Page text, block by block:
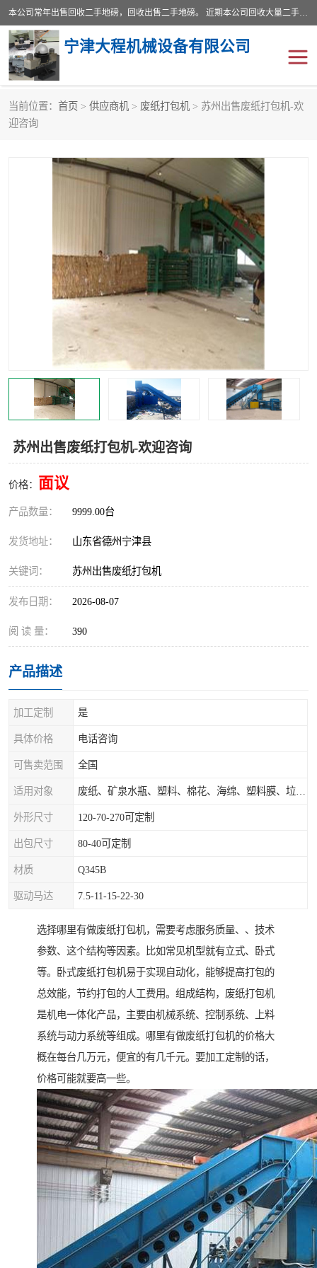
本公司常年出售回收二手地磅，回收出售二手地磅。 近期本公司回收大量二手地磅，型号齐全，宽度从2米到3.5米，长度5米到25米，承重吨位从10到200吨，成色7—9成新。 ? 使用年限6个月至2年，产品来源于个人闲置品，工矿企业停用品，因小换大而来。 精准度和新的一样， 二手地磅是内行人的选择，打个电话就省钱朋友您好等什么
宁津大程机械设备有限公司
当前位置： 首页 > 供应商机 > 废纸打包机 > 苏州出售废纸打包机-欢
迎咨询
苏州出售废纸打包机-欢迎咨询
价格： 面议
产品数量： 9999.00台
发货地址： 山东省德州宁津县
关键词： 苏州出售废纸打包机
发布日期： 2026-08-07
阅 读 量： 390
产品描述
加工定制 是
具体价格 电话咨询
可售卖范围 全国
适用对象
外形尺寸 120-70-270可定制
出包尺寸 80-40可定制
材质 Q345B
驱动马达 7.5-11-15-22-30
选择哪里有做废纸打包机，需要考虑服务质量、、技术
参数、这个结构等因素。比如常见机型就有立式、卧式
等。卧式废纸打包机易于实现自动化，能够提高打包的
总效能，节约打包的人工费用。组成结构，废纸打包机
是机电一体化产品，主要由机械系统、控制系统、上料
系统与动力系统等组成。哪里有做废纸打包机的价格大
概在每台几万元，便宜的有几千元。要加工定制的话，
价格可能就要高一些。
地磅
地磅传感器 废纸打包机
食品烘干机
输送机
半自动输送机 全自动输送机
冷却塔 食品螺旋塔
塑料撕碎机 金属撕碎机